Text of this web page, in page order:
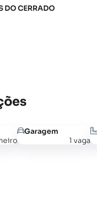
CERRADO
Garagem
1 vaga